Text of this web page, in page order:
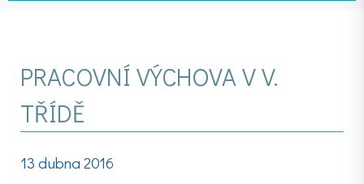
PRACOVNÍ VÝCHOVA V V.
TŘÍDĚ
13 dubna 2016